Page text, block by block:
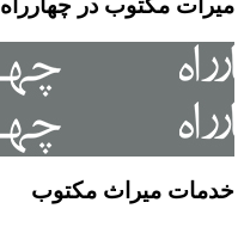
میرات مکتوب در چهارراه
خدمات میراث مکتوب